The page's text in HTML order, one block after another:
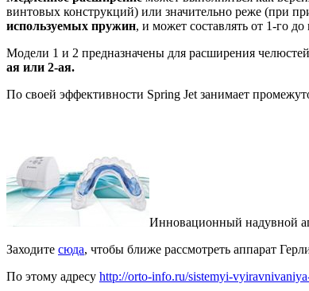
винтовых конструкций) или значительно реже (при
используемых пружин, и может составлять от 1-го
Модели 1 и 2 предназначены для расширения
ая или 2-ая.
По своей эффективности Spring Jet занимает
Инновационный надувной
Заходите сюда, чтобы ближе рассмотреть аппарат
По этому адресу http://orto-info.ru/sistemyi-